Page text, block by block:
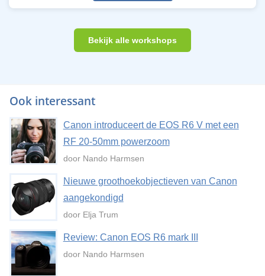
Bekijk alle workshops
Ook interessant
Canon introduceert de EOS R6 V met een
RF 20-50mm powerzoom
door Nando Harmsen
Nieuwe groothoekobjectieven van Canon
aangekondigd
door Elja Trum
Review: Canon EOS R6 mark III
door Nando Harmsen